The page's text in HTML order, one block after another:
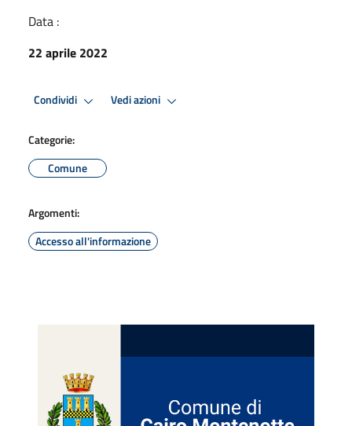
Data :
22 aprile 2022
Condividi Vedi azioni
Categorie:
Comune
Argomenti:
Accesso all'informazione